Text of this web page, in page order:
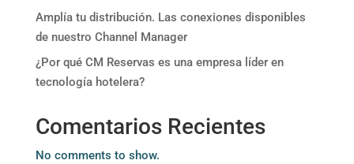
Amplía tu distribución. Las conexiones disponibles
de nuestro Channel Manager
¿Por qué CM Reservas es una empresa líder en
tecnología hotelera?
Comentarios Recientes
No comments to show.